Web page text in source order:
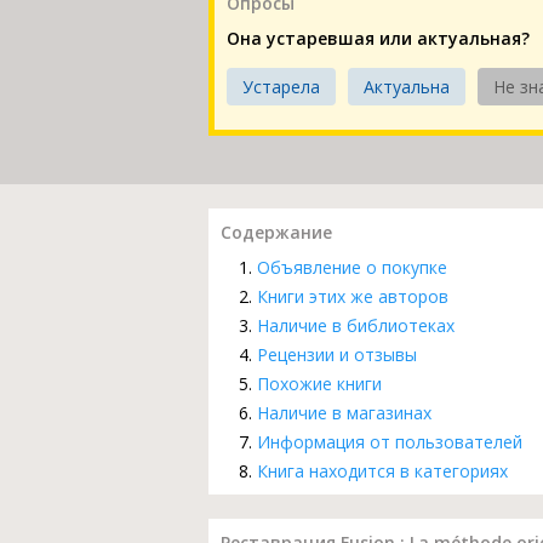
Она устаревшая или актуальная?
Устарела Актуальна Не
Содержание
Объявление о покупке
Книги этих же авторов
Наличие в библиотеках
Рецензии и отзывы
Похожие книги
Наличие в магазинах
Информация от пользователей
Книга находится в категориях